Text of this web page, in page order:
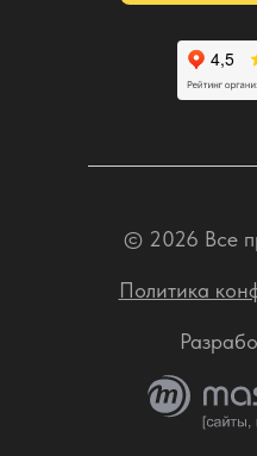
© 2026 Все
Политика